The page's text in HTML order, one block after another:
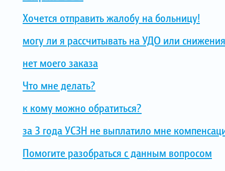
Хочется отправить жалобу на больницу!
могу ли я рассчитывать на УДО или
нет моего заказа
Что мне делать?
к кому можно обратиться?
за 3 года УСЗН не выплатило мне
Помогите разобраться с данным вопросом